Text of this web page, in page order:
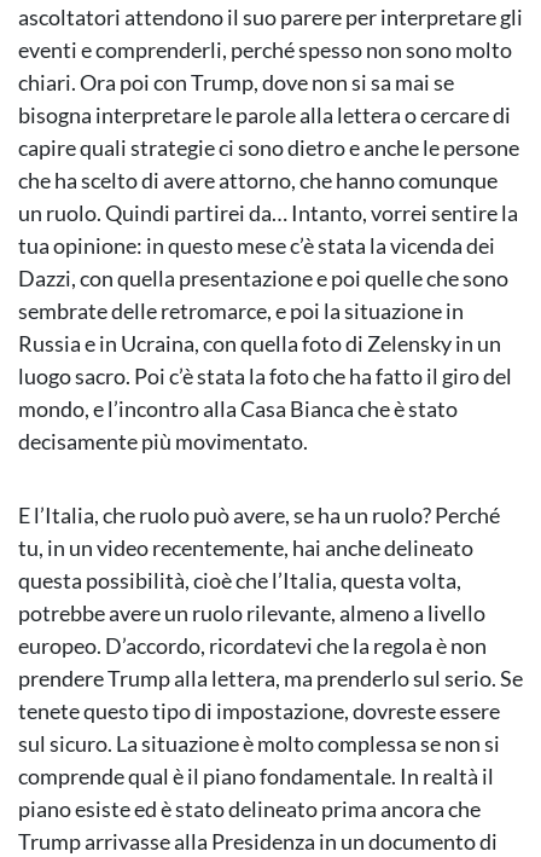
ascoltatori attendono il suo parere per interpretare gli
eventi e comprenderli, perché spesso non sono molto
chiari. Ora poi con Trump, dove non si sa mai se
bisogna interpretare le parole alla lettera o cercare di
capire quali strategie ci sono dietro e anche le persone
che ha scelto di avere attorno, che hanno comunque
un ruolo. Quindi partirei da… Intanto, vorrei sentire la
tua opinione: in questo mese c’è stata la vicenda dei
Dazzi, con quella presentazione e poi quelle che sono
sembrate delle retromarce, e poi la situazione in
Russia e in Ucraina, con quella foto di Zelensky in un
luogo sacro. Poi c’è stata la foto che ha fatto il giro del
mondo, e l’incontro alla Casa Bianca che è stato
decisamente più movimentato.
E l’Italia, che ruolo può avere, se ha un ruolo? Perché
tu, in un video recentemente, hai anche delineato
questa possibilità, cioè che l’Italia, questa volta,
potrebbe avere un ruolo rilevante, almeno a livello
europeo. D’accordo, ricordatevi che la regola è non
prendere Trump alla lettera, ma prenderlo sul serio. Se
tenete questo tipo di impostazione, dovreste essere
sul sicuro. La situazione è molto complessa se non si
comprende qual è il piano fondamentale. In realtà il
piano esiste ed è stato delineato prima ancora che
Trump arrivasse alla Presidenza in un documento di